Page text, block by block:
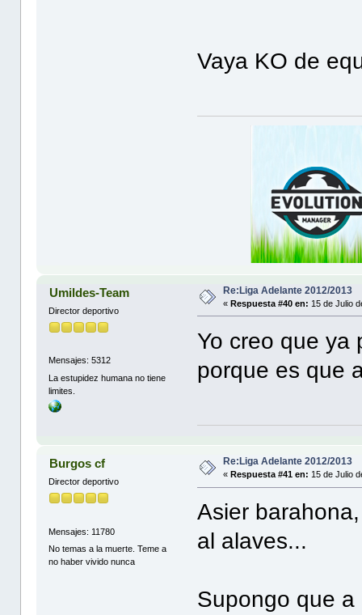
Vaya KO de
Umildes-Team
Director deportivo
Mensajes: 5312
La estupidez humana no tiene
limites.
Re:Liga Adelante 2012/2013
«Respuesta #40 en: 15 de Julio
Yo creo que ya
porque es que
Burgos cf
Director deportivo
Mensajes: 11780
No temas a la muerte. Teme a
no haber vivido nunca
Re:Liga Adelante 2012/2013
«Respuesta #41 en: 15 de Julio
Asier
al alaves...
Supongo que